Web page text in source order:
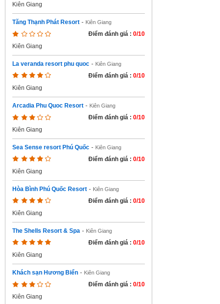
Kiên Giang
Tăng Thạnh Phát Resort - Kiên Giang
Điểm đánh giá : 0/10
Kiên Giang
La veranda resort phu quoc - Kiên Giang
Điểm đánh giá : 0/10
Kiên Giang
Arcadia Phu Quoc Resort - Kiên Giang
Điểm đánh giá : 0/10
Kiên Giang
Sea Sense resort Phú Quốc - Kiên Giang
Điểm đánh giá : 0/10
Kiên Giang
Hòa Bình Phú Quốc Resort - Kiên Giang
Điểm đánh giá : 0/10
Kiên Giang
The Shells Resort & Spa - Kiên Giang
Điểm đánh giá : 0/10
Kiên Giang
Khách sạn Hương Biển - Kiên Giang
Điểm đánh giá : 0/10
Kiên Giang